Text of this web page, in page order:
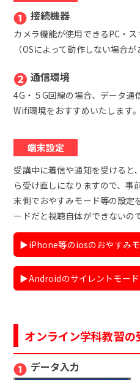
❶ 接続機器
カメラ機能が使用できるPC・
（OSによって動作しない場合が
❷ 通信環境
4G・５G回線の場合、データ通
Wifi環境をおすすめいたします。
端末設定
受講中に着信や通知を受けると
ら受け直しになりますので、事
末側でおやすみモード等の設定
ードだと視聴自体ができないの
▶︎iPhone等のiosのおやすみ
▶︎Androidのサイレントモード
オンライン学科教習の
❶ データ入力